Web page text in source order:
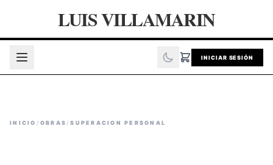
LUIS VILLAMARIN
INICIAR SESIÓN
INICIO / OBRAS /SUPERACION PERSONAL